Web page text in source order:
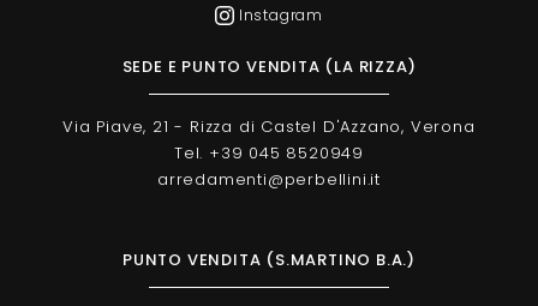
Instagram
SEDE E PUNTO VENDITA (LA RIZZA)
Via Piave, 21 - Rizza di Castel D'Azzano, Verona
Tel. +39 045 8520949
arredamenti@perbellini.it
PUNTO VENDITA (S.MARTINO B.A.)